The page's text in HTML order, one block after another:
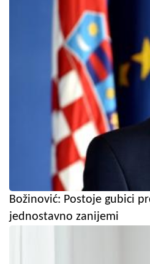
Božinović: Postoje gubici
jednostavno zanijemi